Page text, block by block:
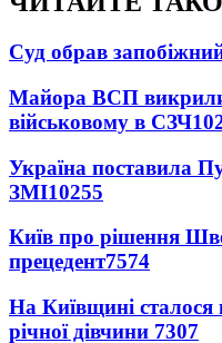
Суд обрав
Майора ВСП
військовому в СЗЧ
Україна поставила
ЗМІ10255
Київ про рішення
прецедент7574
На Київщині сталося
річної дівчини 7307